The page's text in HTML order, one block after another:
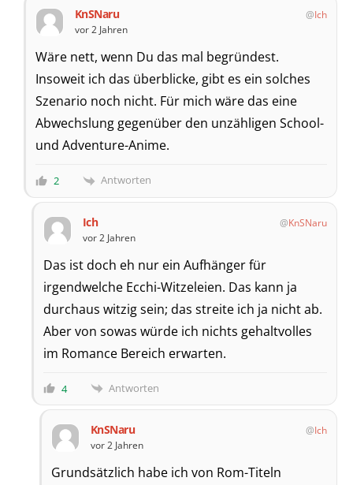
KnSNaru
Ich
vor 2 Jahren
Wäre nett, wenn Du das mal begründest.
Insoweit ich das überblicke, gibt es ein solches
Szenario noch nicht. Für mich wäre das eine
Abwechslung gegenüber den unzähligen School-
und Adventure-Anime.
2 Antworten
Ich
KnSNaru
vor 2 Jahren
Das ist doch eh nur ein Aufhänger für
irgendwelche Ecchi-Witzeleien. Das kann ja
durchaus witzig sein; das streite ich ja nicht ab.
Aber von sowas würde ich nichts gehaltvolles
im Romance Bereich erwarten.
4 Antworten
KnSNaru
Ich
vor 2 Jahren
Grundsätzlich habe ich von Rom-Titeln